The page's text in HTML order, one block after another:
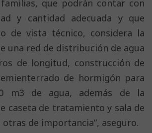
que podrán contar con
y cantidad adecuada y que
de vista técnico, considera la
una red de distribución de agua
de longitud, construcción de
de hormigón para
m3 de agua, además de la
caseta de tratamiento y sala de
de importancia”, aseguro.